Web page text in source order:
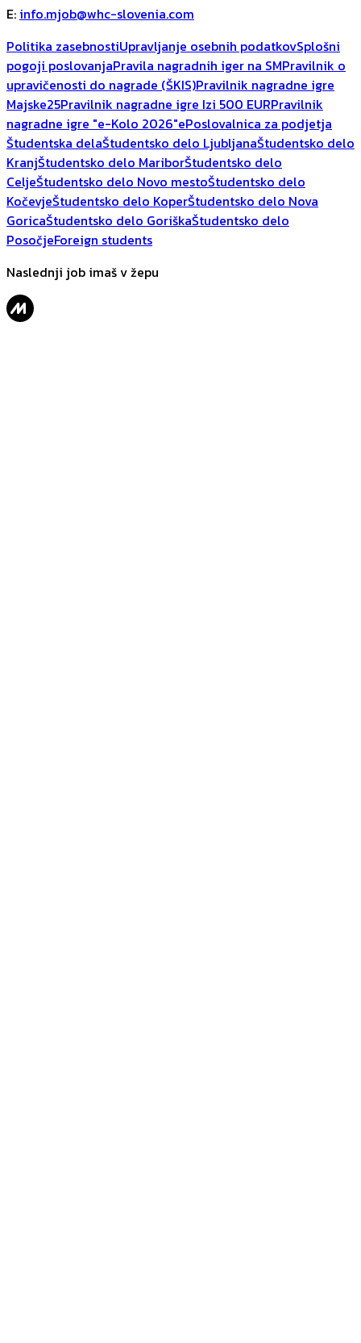
E: info.mjob@whc-slovenia.com
Politika zasebnostiUpravljanje osebnih podatkovSplošni
pogoji poslovanjaPravila nagradnih iger na SMPravilnik o
upravičenosti do nagrade (ŠKIS)Pravilnik nagradne igre
Majske25Pravilnik nagradne igre Izi 500 EURPravilnik
nagradne igre "e-Kolo 2026"ePoslovalnica za podjetja
Študentska delaŠtudentsko delo LjubljanaŠtudentsko delo
KranjŠtudentsko delo MariborŠtudentsko delo
CeljeŠtudentsko delo Novo mestoŠtudentsko delo
KočevjeŠtudentsko delo KoperŠtudentsko delo Nova
GoricaŠtudentsko delo GoriškaŠtudentsko delo
PosočjeForeign students
Naslednji job imaš v žepu